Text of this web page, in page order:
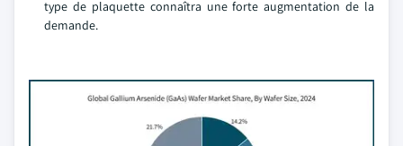
type de plaquette connaîtra une forte augmentation de la
demande.